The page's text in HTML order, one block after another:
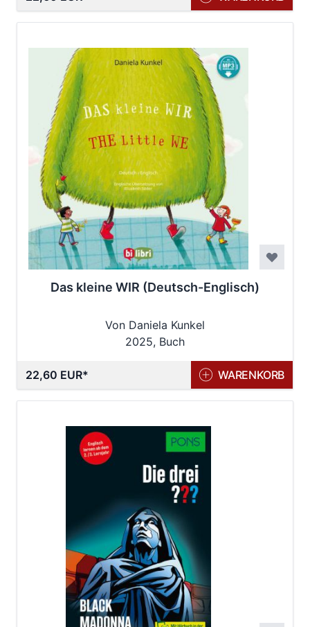
Das kleine WIR (Deutsch-Englisch)
Von Daniela Kunkel
2025, Buch
22,60 EUR WARENKORB